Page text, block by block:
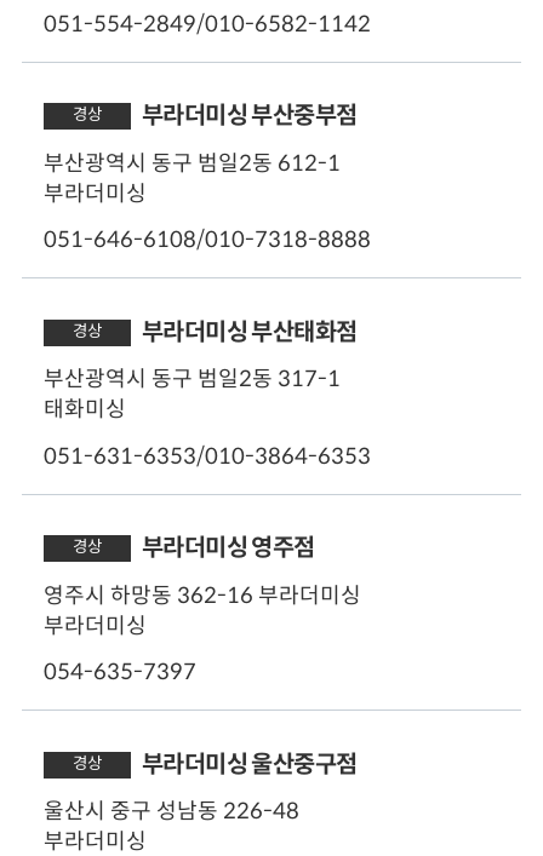
주차
영업시간
오전 09:30 - 오후 19:30
주차
영업시간
오전 09:00 - 오후 19:00
(토요일 오전09:00 - 오후 12:00)
주차
PR 체험 가능
VR, PR680W 기기 배치
051-554-2849/010-6582-1142
영업시간
오전 08:00 - 오후 19:30
주차
경상 부라더미싱 부산중부점
부산광역시 동구 범일2동 612-1
부라더미싱
051-646-6108/010-7318-8888
영업시간
오전 09:00 - 오후 18:00
경상 부라더미싱 부산태화점
부산광역시 동구 범일2동 317-1
태화미싱
051-631-6353/010-3864-6353
경상 부라더미싱 영주점
영주시 하망동 362-16 부라더미싱
부라더미싱
054-635-7397
경상 부라더미싱 울산중구점
울산시 중구 성남동 226-48
부라더미싱